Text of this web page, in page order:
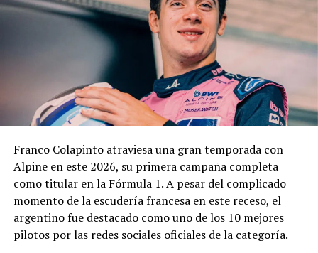
Franco Colapinto atraviesa una gran temporada con
Alpine en este 2026, su primera campaña completa
como titular en la Fórmula 1. A pesar del complicado
momento de la escudería francesa en este receso, el
argentino fue destacado como uno de los 10 mejores
pilotos por las redes sociales oficiales de la categoría.